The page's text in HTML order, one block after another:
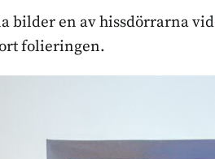
bilder en av hissdörrarna vid
folieringen.